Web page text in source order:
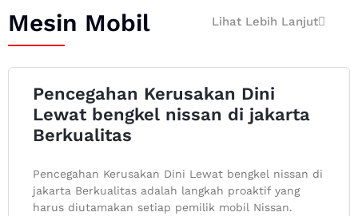
Mesin Mobil Lihat Lebih Lanjut
Pencegahan Kerusakan Dini
Lewat bengkel nissan di jakarta
Berkualitas
Pencegahan Kerusakan Dini Lewat bengkel nissan di
jakarta Berkualitas adalah langkah proaktif yang
harus diutamakan setiap pemilik mobil Nissan.